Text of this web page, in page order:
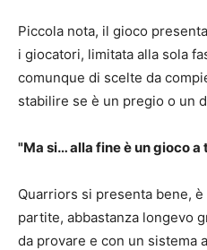
Piccola nota, il gioco
i giocatori, limitata alla sola
comunque di scelte da
stabilire se è un pregio o un
"Ma si… alla fine è un gioco
Quarriors si presenta bene,
partite, abbastanza longevo
da provare e con un sistema